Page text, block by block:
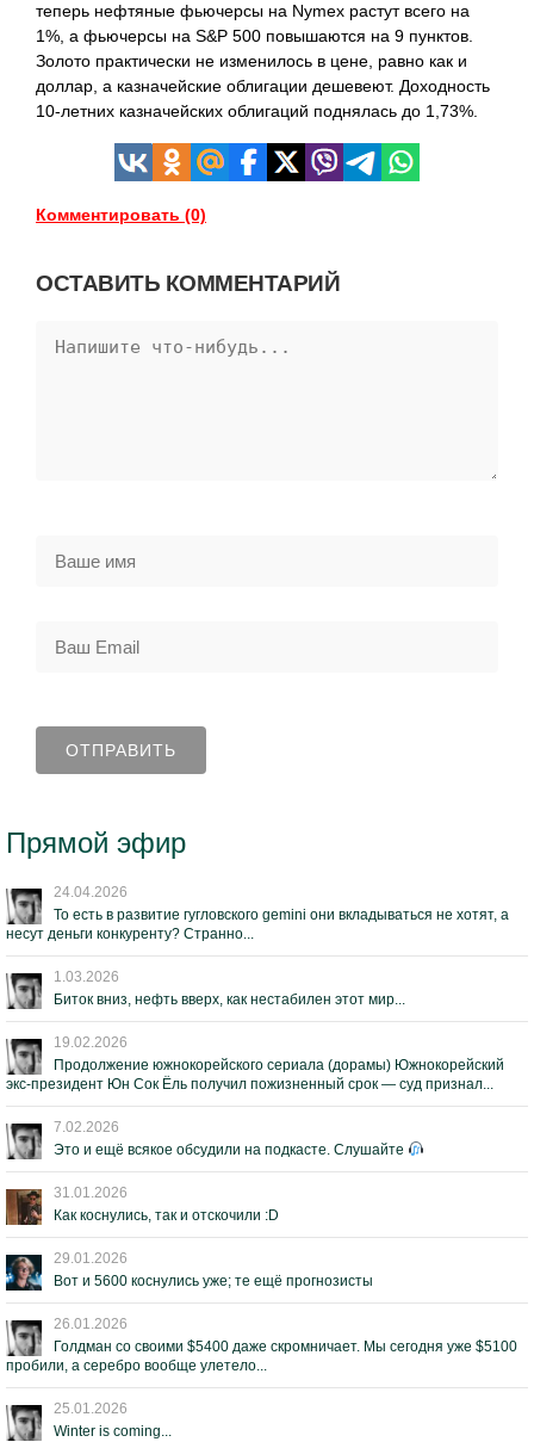
теперь нефтяные фьючерсы на Nymex растут всего на
1%, а фьючерсы на S&P 500 повышаются на 9 пунктов.
Золото практически не изменилось в цене, равно как и
доллар, а казначейские облигации дешевеют. Доходность
10-летних казначейских облигаций поднялась до 1,73%.
Комментировать (0)
ОСТАВИТЬ КОММЕНТАРИЙ
Прямой эфир
24.04.2026
То есть в развитие гугловского gemini они вкладываться не хотят, а
несут деньги конкуренту? Странно...
1.03.2026
Биток вниз, нефть вверх, как нестабилен этот мир...
19.02.2026
Продолжение южнокорейского сериала (дорамы) Южнокорейский
экс-президент Юн Сок Ёль получил пожизненный срок — суд признал...
7.02.2026
Это и ещё всякое обсудили на подкасте. Слушайте
31.01.2026
Как коснулись, так и отскочили :D
29.01.2026
Вот и 5600 коснулись уже; те ещё прогнозисты
26.01.2026
Голдман со своими $5400 даже скромничает. Мы сегодня уже $5100
пробили, а серебро вообще улетело...
25.01.2026
Winter is coming...